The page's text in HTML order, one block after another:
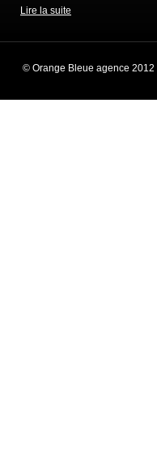
Lire la suite
© Orange Bleue agence 2012